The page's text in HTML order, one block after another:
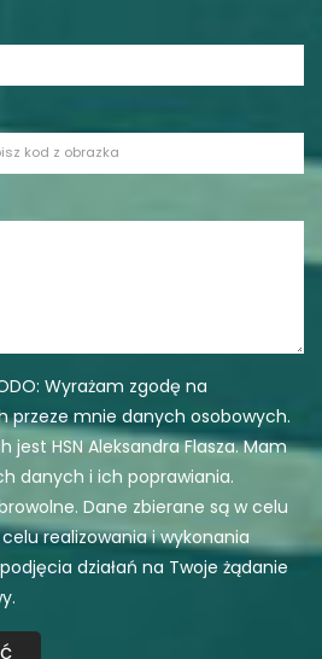
Wyrażam zgodę na
przeze mnie danych osobowych.
HSN Aleksandra Flasza. Mam
danych i ich poprawiania.
Dane zbierane są w celu
realizowania i wykonania
działań na Twoje żądanie